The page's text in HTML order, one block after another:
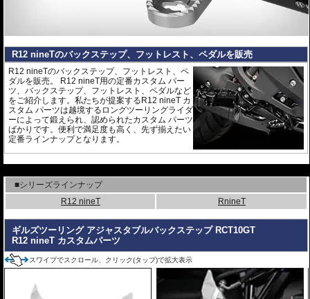
R12 nineTのバックステップ、フットレスト、ペダルを販売
R12 nineTのバックステップ、フットレスト、ペ
ダルを販売。 R12 nineT用の定番カスタム パー
ツ、バックステップ、フットレスト、ペダルなど
をご紹介します。私たちが提案するR12 nineT カ
スタム パーツは越境するロングツーリングライダ
ーによって鍛えられ、認められたカスタム パーツ
ばかりです。便利で満足度も高く、先ず揃えたい
定番ラインナップとなります。
■シリーズラインナップ
R12 nineT
RnineT
ギルズツーリング アジャスタブルバックステップ RCT10GT
R12 nineT カスタムパーツ
スワイプでスクロール、クリック(タップ)で拡大表示